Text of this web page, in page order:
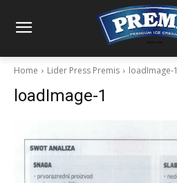
Home Lider Press Premis loadImage-1
loadImage-1